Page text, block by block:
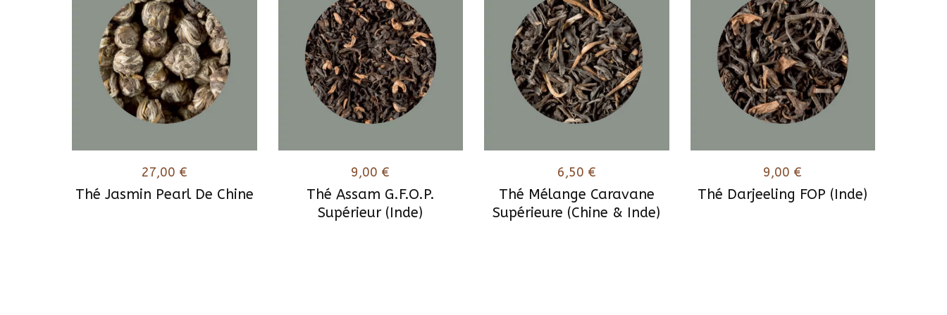
Thé Jasmin Pearl De Chine
27,00 €
Thé Assam G.F.O.P.
Supérieur (Inde)
9,00 €
Thé Mélange Caravane
Supérieure (Chine & Inde)
6,50 €
Thé Darjeeling FOP (Inde)
9,00 €